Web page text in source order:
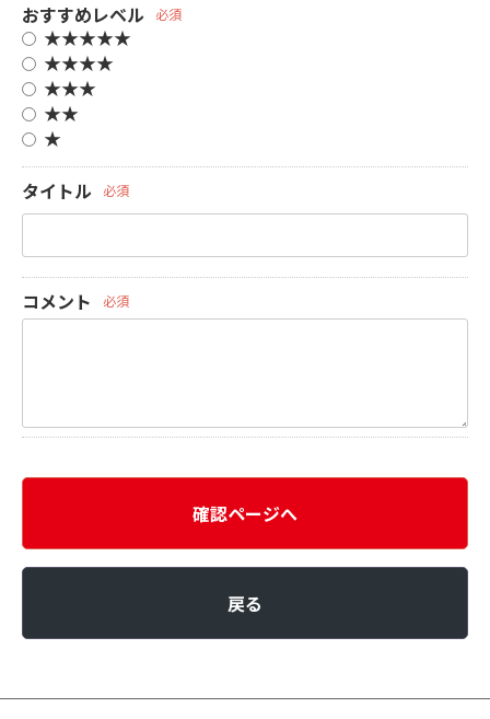
おすすめレベル 必須
★★★★★
★★★★
★★★
★★
★
タイトル
必須
コメント 必須
確認ページへ
戻る